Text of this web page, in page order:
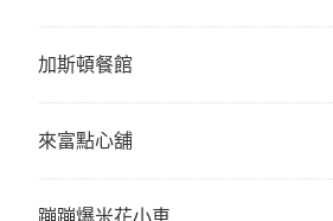
加斯頓餐館
來富點心舖
蹦蹦爆米花小車